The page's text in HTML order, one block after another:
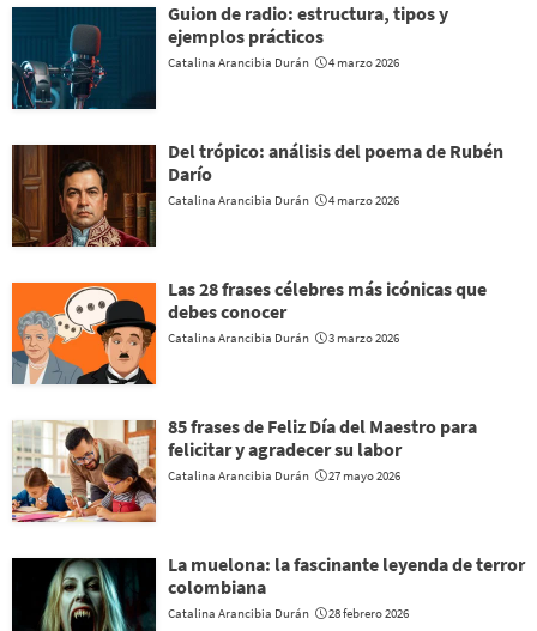
Guion de radio: estructura, tipos y
ejemplos prácticos
Catalina Arancibia Durán 4 marzo 2026
Del trópico: análisis del poema de Rubén
Darío
Catalina Arancibia Durán 4 marzo 2026
Las 28 frases célebres más icónicas que
debes conocer
Catalina Arancibia Durán 3 marzo 2026
85 frases de Feliz Día del Maestro para
felicitar y agradecer su labor
Catalina Arancibia Durán 27 mayo 2026
La muelona: la fascinante leyenda de terror
colombiana
Catalina Arancibia Durán 28 febrero 2026